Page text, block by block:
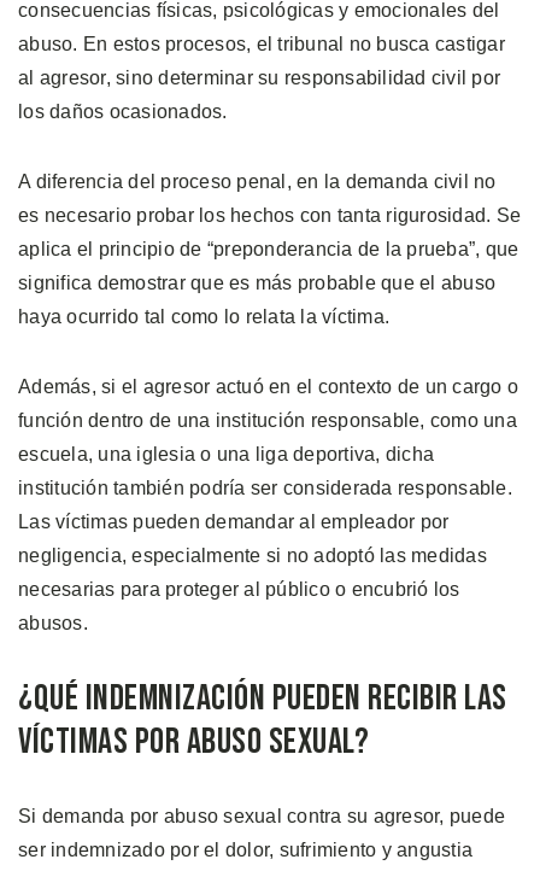
consecuencias físicas, psicológicas y emocionales del
abuso. En estos procesos, el tribunal no busca castigar
al agresor, sino determinar su responsabilidad civil por
los daños ocasionados.
A diferencia del proceso penal, en la demanda civil no
es necesario probar los hechos con tanta rigurosidad. Se
aplica el principio de “preponderancia de la prueba”, que
significa demostrar que es más probable que el abuso
haya ocurrido tal como lo relata la víctima.
Además, si el agresor actuó en el contexto de un cargo o
función dentro de una institución responsable, como una
escuela, una iglesia o una liga deportiva, dicha
institución también podría ser considerada responsable.
Las víctimas pueden demandar al empleador por
negligencia, especialmente si no adoptó las medidas
necesarias para proteger al público o encubrió los
abusos.
¿Qué Indemnización Pueden Recibir las
Víctimas por Abuso Sexual?
Si demanda por abuso sexual contra su agresor, puede
ser indemnizado por el dolor, sufrimiento y angustia